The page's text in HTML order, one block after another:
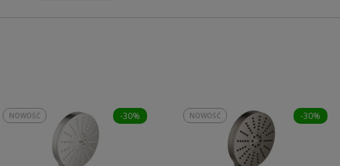
-30%
NOWOŚĆ -30%
NOWOŚĆ